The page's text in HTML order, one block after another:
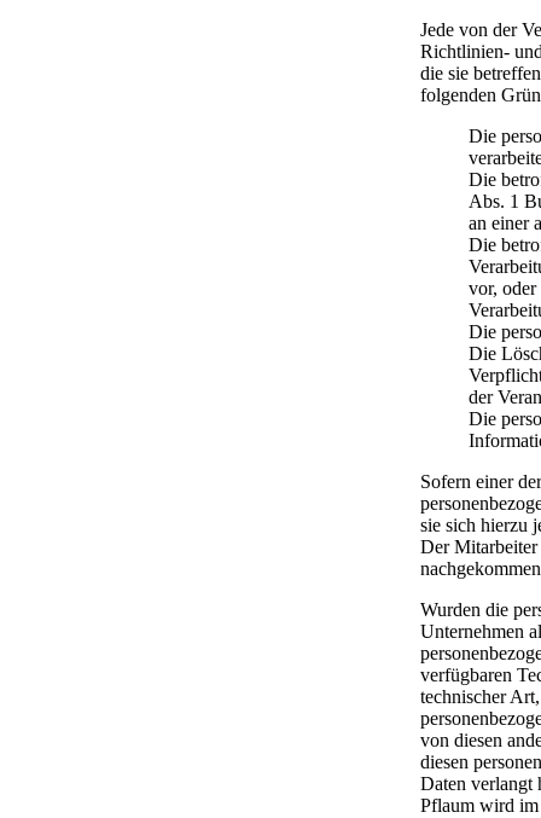
Jede von der
Richtlinien-
die sie
folgenden
Die
Die
Abs. 1
an einer
Die
vor,
Die
Die
der
Die
Sofern einer
sie sich hierzu
Der Mitarbeiter
Wurden die
Unternehmen
verfügbaren
technischer
von diesen
diesen
Daten verlangt
Pflaum wird im